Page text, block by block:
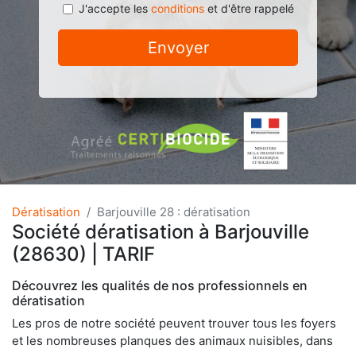
J'accepte les conditionset d'être rappelé
Envoyer
Dératisation Barjouville 28 : dératisation
Société dératisation à Barjouville
(28630) | TARIF
Découvrez les qualités de nos professionnels en
dératisation
Les pros de notre société peuvent trouver tous les foyers
et les nombreuses planques des animaux nuisibles, dans